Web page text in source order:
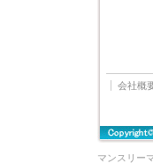
会社概
マンスリー